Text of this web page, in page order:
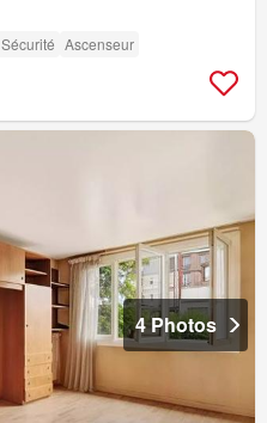
Sécurité Ascenseur
4 Photos